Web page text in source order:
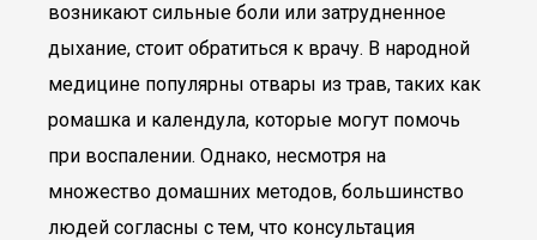
возникают сильные боли или затрудненное
дыхание, стоит обратиться к врачу. В народной
медицине популярны отвары из трав, таких как
ромашка и календула, которые могут помочь
при воспалении. Однако, несмотря на
множество домашних методов, большинство
людей согласны с тем, что консультация